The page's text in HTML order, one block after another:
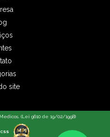
do site
(Lei 9610 de 19/02/1998)
CSS